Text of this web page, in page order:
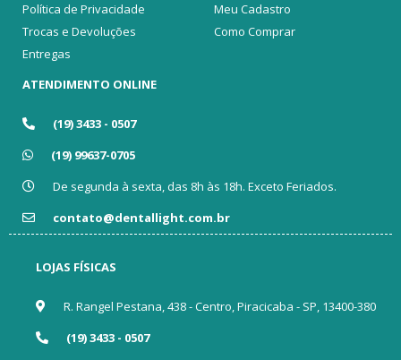
Política de Privacidade
Trocas e Devoluções
Entregas
Meu Cadastro
Como Comprar
ATENDIMENTO ONLINE
(19) 3433 - 0507
(19) 99637-0705
De segunda à sexta, das 8h às 18h. Exceto Feriados.
contato@dentallight.com.br
LOJAS FÍSICAS
R. Rangel Pestana, 438 - Centro, Piracicaba - SP, 13400-380
(19) 3433 - 0507